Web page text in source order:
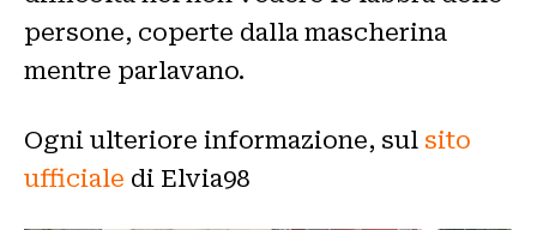
persone, coperte dalla mascherina
mentre parlavano.
Ogni ulteriore informazione, sul sito
ufficiale di Elvia98